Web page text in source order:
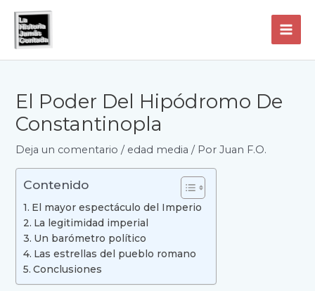
contenido
El Poder Del Hipódromo De
Constantinopla
Deja un comentario / edad media / PorJuan F.O.
Contenido
El mayor espectáculo del Imperio
La legitimidad imperial
Un barómetro político
Las estrellas del pueblo romano
Conclusiones